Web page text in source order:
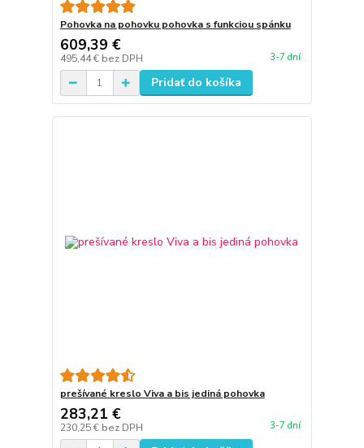
Pohovka na pohovku pohovka s funkciou spánku
609,39 €
495,44 € bez DPH 3-7 dní
Pridať do košíka
prešívané kreslo Viva a bis jediná pohovka
283,21 €
230,25 € bez DPH 3-7 dní